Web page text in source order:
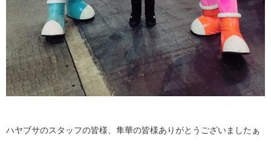
ハヤブサのスタッフの皆様、隼華の皆様ありがとうございましたぁ